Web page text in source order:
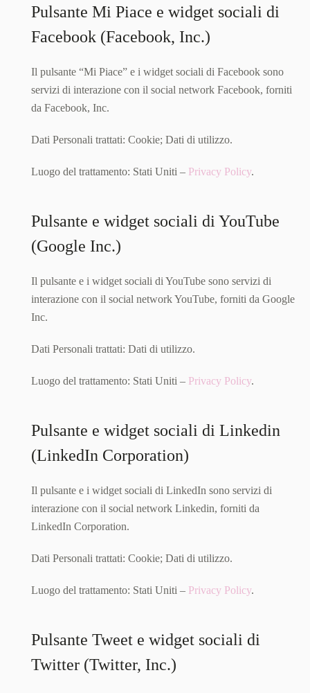
Pulsante Mi Piace e widget sociali di
Facebook (Facebook, Inc.)
Il pulsante “Mi Piace” e i widget sociali di Facebook sono
servizi di interazione con il social network Facebook, forniti
da Facebook, Inc.
Dati Personali trattati: Cookie; Dati di utilizzo.
Luogo del trattamento: Stati Uniti – Privacy Policy.
Pulsante e widget sociali di YouTube
(Google Inc.)
Il pulsante e i widget sociali di YouTube sono servizi di
interazione con il social network YouTube, forniti da Google
Inc.
Dati Personali trattati: Dati di utilizzo.
Luogo del trattamento: Stati Uniti – Privacy Policy.
Pulsante e widget sociali di Linkedin
(LinkedIn Corporation)
Il pulsante e i widget sociali di LinkedIn sono servizi di
interazione con il social network Linkedin, forniti da
LinkedIn Corporation.
Dati Personali trattati: Cookie; Dati di utilizzo.
Luogo del trattamento: Stati Uniti – Privacy Policy.
Pulsante Tweet e widget sociali di
Twitter (Twitter, Inc.)